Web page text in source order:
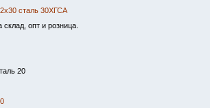
сталь 30ХГСА
опт и розница.
20